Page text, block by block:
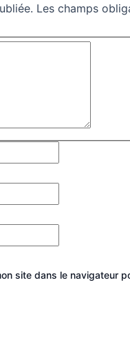
Les champs
site dans le navigateur